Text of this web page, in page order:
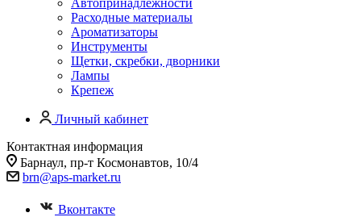
Расходные материалы
Ароматизаторы
Инструменты
Щетки, скребки, дворники
Лампы
Крепеж
Личный кабинет
Контактная информация
Барнаул, пр-т Космонавтов, 10/4
brn@aps-market.ru
Вконтакте